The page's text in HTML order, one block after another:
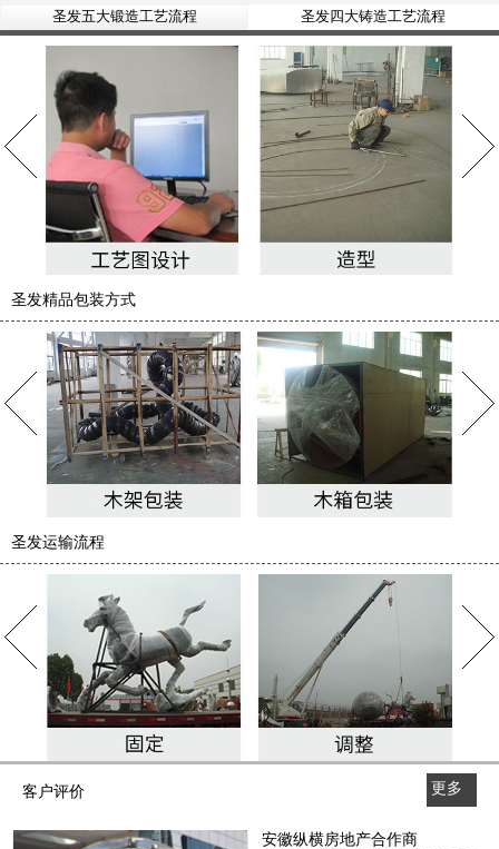
圣发五大锻造工艺流程 圣发四大铸造工艺流程
圣发精品包装方式
圣发运输流程
客户评价
更多
安徽纵横房地产合作商